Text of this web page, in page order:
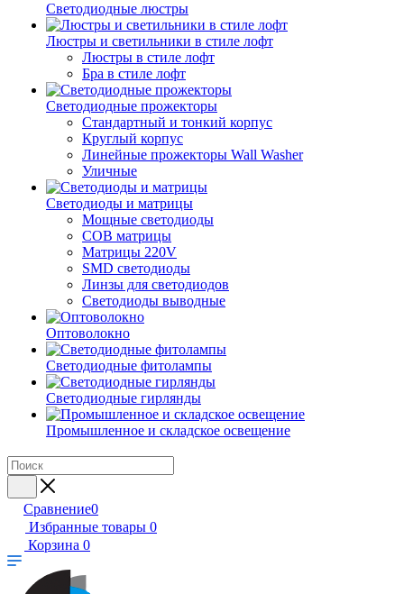
Светодиодные люстры
Люстры и светильники в стиле лофт
Люстры в стиле лофт
Бра в стиле лофт
Светодиодные прожекторы
Стандартный и тонкий корпус
Круглый корпус
Линейные прожекторы Wall Washer
Уличные
Светодиоды и матрицы
Мощные светодиоды
COB матрицы
Матрицы 220V
SMD светодиоды
Линзы для светодиодов
Светодиоды выводные
Оптоволокно
Светодиодные фитолампы
Светодиодные гирлянды
Промышленное и складское освещение
Сравнение0
Избранные товары 0
Корзина 0